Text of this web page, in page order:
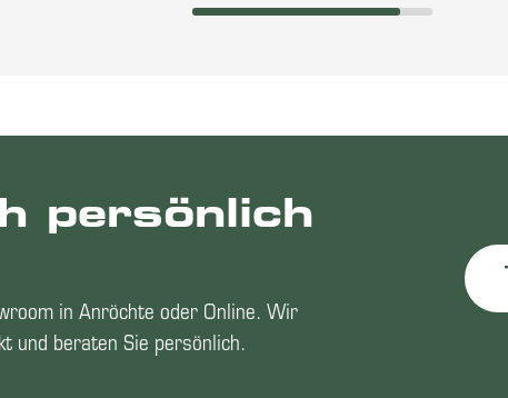
persönlich
in Anröchte oder Online. Wir
und beraten Sie persönlich.